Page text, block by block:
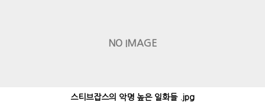
NO IMAGE
스티브잡스의 악명 높은 일화들 .jpg